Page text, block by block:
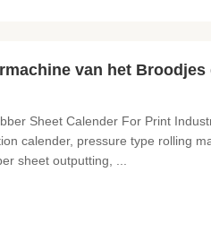
van het
Sheet Calender For Print
calender, pressure type rolling
sheet outputting, ...